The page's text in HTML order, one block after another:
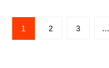
Paginação
de
1 2 3 …